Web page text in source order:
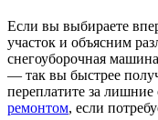
Если вы выбираете
участок и объясним
снегоуборочная
— так вы быстрее
переплатите за
ремонтом, если